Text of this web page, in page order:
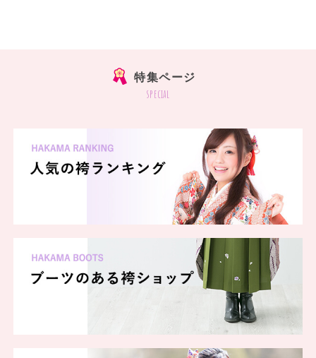
特集ページ
special